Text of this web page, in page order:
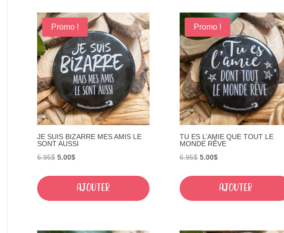
Promo !
JE SUIS BIZARRE MES AMIS LE
SONT AUSSI
6.95$ Le
5.00$Le
actuel
Ajouter
Promo !
TU ES L’AMIE QUE TOUT LE
MONDE RÊVE
6.95$ Le
5.00$Le
actuel
Ajouter